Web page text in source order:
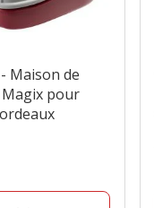
- Maison de
pour